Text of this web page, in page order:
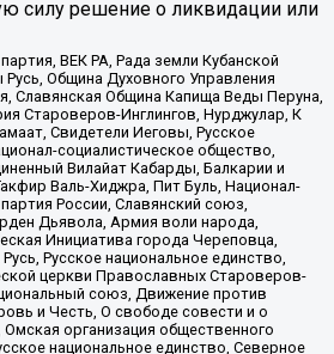
силу решение о ликвидации или
ВЕК РА, Рада земли Кубанской
Община Духовного Управления
Славянская Община Капища Веды Перуна,
Староверов-Инглингов, Нурджулар, К
Свидетели Иеговы, Русское
социалистическое общество,
Вилайат Кабарды, Балкарии и
Валь-Хиджра, Пит Буль, Национал-
России, Славянский союз,
Дьявола, Армия воли народа,
Инициатива города Череповца,
Русское национальное единство,
церкви Православных Староверов-
союз, Движение против
и Честь, О свободе совести и о
организация общественного
национальное единство, Северное